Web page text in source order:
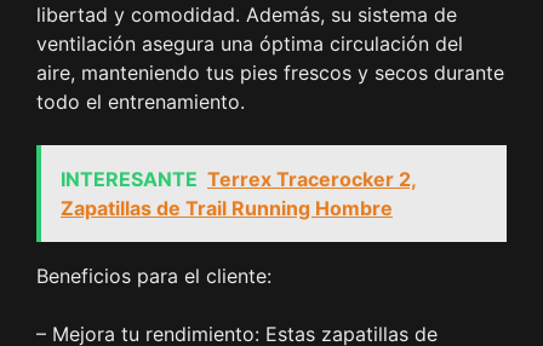
libertad y comodidad. Además, su sistema de
ventilación asegura una óptima circulación del
aire, manteniendo tus pies frescos y secos durante
todo el entrenamiento.
INTERESANTE Terrex Tracerocker 2,
Zapatillas de Trail Running Hombre
Beneficios para el cliente:
– Mejora tu rendimiento: Estas zapatillas de